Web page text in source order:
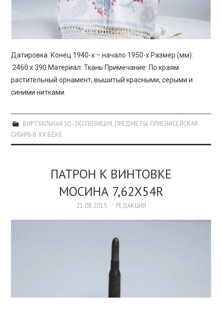
Датировка: Конец 1940-х – начало 1950-х Размер (мм):
2460 х 390 Материал: Ткань Примечание: По краям
растительный орнамент, вышитый красными, серыми и
синими нитками.
ВИРТУАЛЬНАЯ 3D-ЭКСПОЗИЦИЯ, ПРЕДМЕТЫ, ПРИЕНИСЕЙСКАЯ
СИБИРЬ В XX ВЕКЕ
ПАТРОН К ВИНТОВКЕ
МОСИНА 7,62Х54R
21.08.2015 РЕДАКЦИЯ